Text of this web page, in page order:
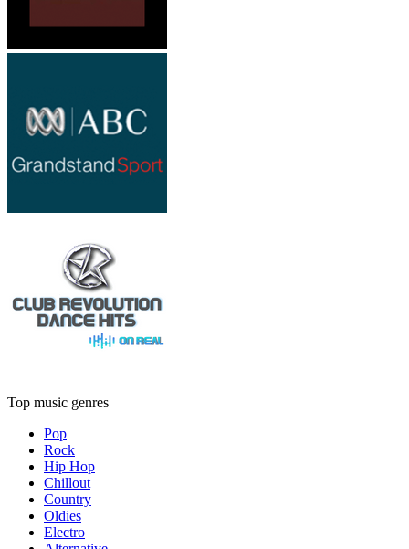
Top music genres
Pop
Rock
Hip Hop
Chillout
Country
Oldies
Electro